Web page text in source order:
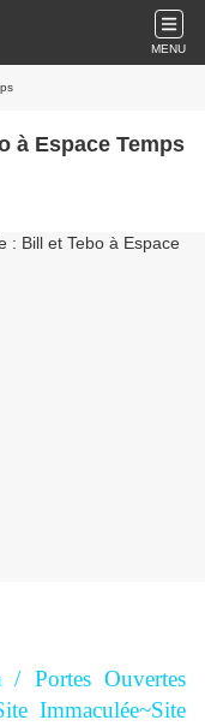
MENU
à Espace Temps
Portes Ouvertes
Immaculée~Site